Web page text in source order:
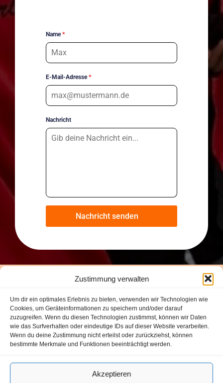
Zustimmung verwalten
Um dir ein optimales Erlebnis zu bieten, verwenden wir Technologien wie
Cookies, um Geräteinformationen zu speichern und/oder darauf
zuzugreifen. Wenn du diesen Technologien zustimmst, können wir Daten
wie das Surfverhalten oder eindeutige IDs auf dieser Website verarbeiten.
Wenn du deine Zustimmung nicht erteilst oder zurückziehst, können
bestimmte Merkmale und Funktionen beeinträchtigt werden.
Akzeptieren
Name*
E-Mail-Adresse*
Nachricht
Nachricht senden
"Ayúdame-Hilf mir" Sonthofen e.V.
IMPRESSUM
DATENSCHUTZERKLÄRUNG